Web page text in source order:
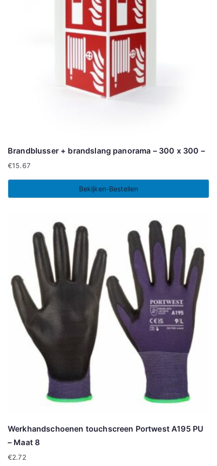
Brandblusser + brandslang panorama – 300 x 300 –
€15.67
Bekijken-Bestellen
Werkhandschoenen touchscreen Portwest A195 PU
– Maat 8
€2.72